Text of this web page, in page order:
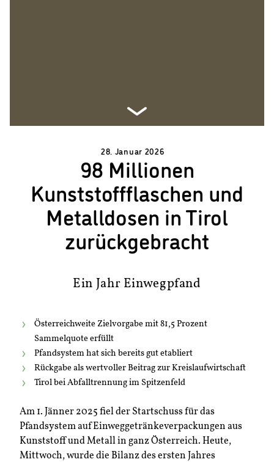
28. Januar 2026
98 Millionen
Kunststoffflaschen und
Metalldosen in Tirol
zurückgebracht
Ein Jahr Einwegpfand
Österreichweite Zielvorgabe mit 81,5 Prozent
Sammelquote erfüllt
Pfandsystem hat sich bereits gut etabliert
Rückgabe als wertvoller Beitrag zur Kreislaufwirtschaft
Tirol bei Abfalltrennung im Spitzenfeld
Am 1. Jänner 2025 fiel der Startschuss für das
Pfandsystem auf Einweggetränkeverpackungen aus
Kunststoff und Metall in ganz Österreich. Heute,
Mittwoch, wurde die Bilanz des ersten Jahres